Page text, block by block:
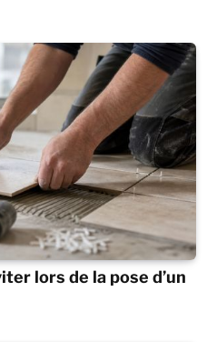
lors de la pose d’un